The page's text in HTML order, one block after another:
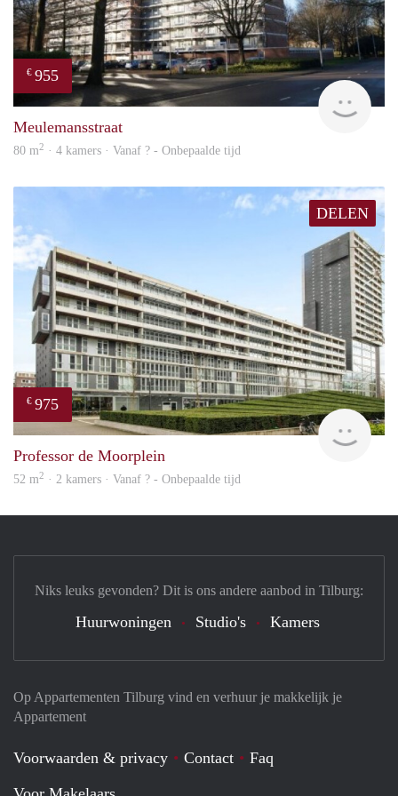
€ 955
Meulemansstraat
80 m2 · 4 kamers · Vanaf ? - Onbepaalde tijd
DELEN
€ 975
Professor de Moorplein
52 m2 · 2 kamers · Vanaf ? - Onbepaalde tijd
Op Appartementen Tilburg vind en verhuur je makkelijk je
Appartement
Voorwaarden & privacy Contact
Faq
Niks leuks gevonden? Dit is ons andere aanbod in Tilburg:
Huurwoningen Studio's Kamers